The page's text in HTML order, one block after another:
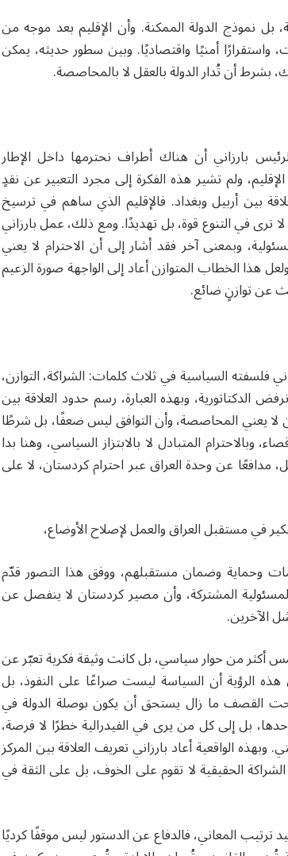
نموذج الدولة الممكنة. وأن الإقليم بعد موجه من
أمنيًا واقتصاديًا. وبين سطور حديثه، يمكن
بشرط أن تُدار الدولة بالعقل لا بالمحاصصة.
بارزاني أن هناك أطراف نحترمها داخل الإطار
ولم تشير هذه الفكرة إلى مجرد التعبير عن نقدٍ
بين أربيل وبغداد. فالإقليم الذي ساهم في ترسيخ
ترى في التنوع قوة، بل تهديدًا. ومع ذلك، عمل بارزاني
وبمعنى آخر فقد أشار إلى أن الاحترام لا يعني
هذا الخطاب المتوازن أعاد إلى الواجهة صورة الزعيم
عن توازنٍ ضائع.
فلسفته السياسية في ثلاث كلمات: الشراكة، التوازن،
الدكتاتورية، وبهذه العبارة، رسم حدود العلاقة بين
لا يعني المحاصصة، وأن التوافق ليس ضعفًا، بل شرطًا
وبالاحترام المتبادل لا بالابتزاز السياسي، وهنا بدا
عن وحدة العراق عبر احترام كردستان، لا على
في مستقبل العراق والعمل لإصلاح الأوضاع،
وحماية وضمان مستقبلهم، ووفق هذا التصور قدّم
المشتركة، وأن مصير كردستان لا ينفصل عن
الآخرين.
أكثر من حوار سياسي، بل كانت وثيقة فكرية تعبّر عن
الرؤية أن السياسة ليست صراعًا على النفوذ، بل
القصف ما زال يستحق أن يكون بوصلة الدولة في
بل إلى كل من يرى في الفيدرالية خطرًا لا فرصة،
الواقعية أعاد بارزاني تعريف العلاقة بين المركز
الحقيقية لا تقوم على الخوف، بل على الثقة في
المعاني، فالدفاع عن الدستور ليس موقفًا كرديًا